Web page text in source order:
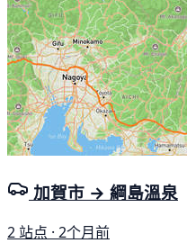
加賀市 → 綱島溫泉
2 站点 · 2个月前